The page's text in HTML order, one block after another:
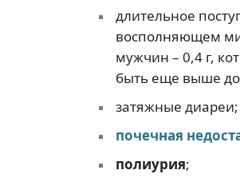
длительное
восполняющем
мужчин – 0,4 г,
быть еще выше до
затяжные диареи;
почечная
полиурия;